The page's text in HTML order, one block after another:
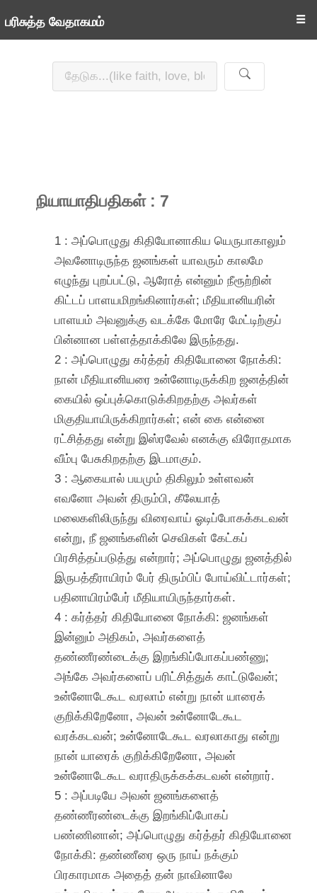
பரிசுத்த வேதாகமம் ☰
நியாயாதிபதிகள் : 7
1 : அப்பொழுது கிதியோனாகிய யெருபாகாலும்
அவனோடிருந்த ஜனங்கள் யாவரும் காலமே
எழுந்து புறப்பட்டு, ஆரோத் என்னும் நீரூற்றின்
கிட்டப் பாளயமிறங்கினார்கள்; மீதியானியரின்
பாளயம் அவனுக்கு வடக்கே மோரே மேட்டிற்குப்
பின்னான பள்ளத்தாக்கிலே இருந்தது.
2 : அப்பொழுது கர்த்தர் கிதியோனை நோக்கி:
நான் மீதியானியரை உன்னோடிருக்கிற ஜனத்தின்
கையில் ஒப்புக்கொடுக்கிறதற்கு அவர்கள்
மிகுதியாயிருக்கிறார்கள்; என் கை என்னை
ரட்சித்தது என்று இஸ்ரவேல் எனக்கு விரோதமாக
வீம்பு பேசுகிறதற்கு இடமாகும்.
3 : ஆகையால் பயமும் திகிலும் உள்ளவன்
எவனோ அவன் திரும்பி, கீலேயாத்
மலைகளிலிருந்து விரைவாய் ஓடிப்போகக்கடவன்
என்று, நீ ஜனங்களின் செவிகள் கேட்கப்
பிரசித்தப்படுத்து என்றார்; அப்பொழுது ஜனத்தில்
இருபத்தீராயிரம் பேர் திரும்பிப் போய்விட்டார்கள்;
பதினாயிரம்பேர் மீதியாயிருந்தார்கள்.
4 : கர்த்தர் கிதியோனை நோக்கி: ஜனங்கள்
இன்னும் அதிகம், அவர்களைத்
தண்ணீரண்டைக்கு இறங்கிப்போகப்பண்ணு;
அங்கே அவர்களைப் பரிட்சித்துக் காட்டுவேன்;
உன்னோடேகூட வரலாம் என்று நான் யாரைக்
குறிக்கிறேனோ, அவன் உன்னோடேகூட
வரக்கடவன்; உன்னோடேகூட வரலாகாது என்று
நான் யாரைக் குறிக்கிறேனோ, அவன்
உன்னோடேகூட வராதிருக்கக்கடவன் என்றார்.
5 : அப்படியே அவன் ஜனங்களைத்
தண்ணீரண்டைக்கு இறங்கிப்போகப்
பண்ணினான்; அப்பொழுது கர்த்தர் கிதியோனை
நோக்கி: தண்ணீரை ஒரு நாய் நக்கும்
பிரகாரமாக அதைத் தன் நாவினாலே